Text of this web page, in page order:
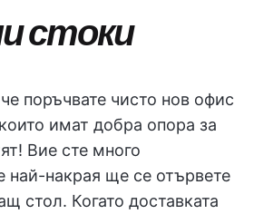
стоки
поръчвате чисто нов офис
имат добра опора за
Вие сте много
най-накрая ще се отървете
стол. Когато доставката